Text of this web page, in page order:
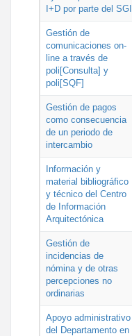
I+D por parte del SGI
Gestión de
comunicaciones on-
line a través de
poli[Consulta] y
poli[SQF]
Gestión de pagos
como consecuencia
de un periodo de
intercambio
Información y
material bibliográfico
y técnico del Centro
de Información
Arquitectónica
Gestión de
incidencias de
nómina y de otras
percepciones no
ordinarias
Apoyo administrativo
del Departamento en